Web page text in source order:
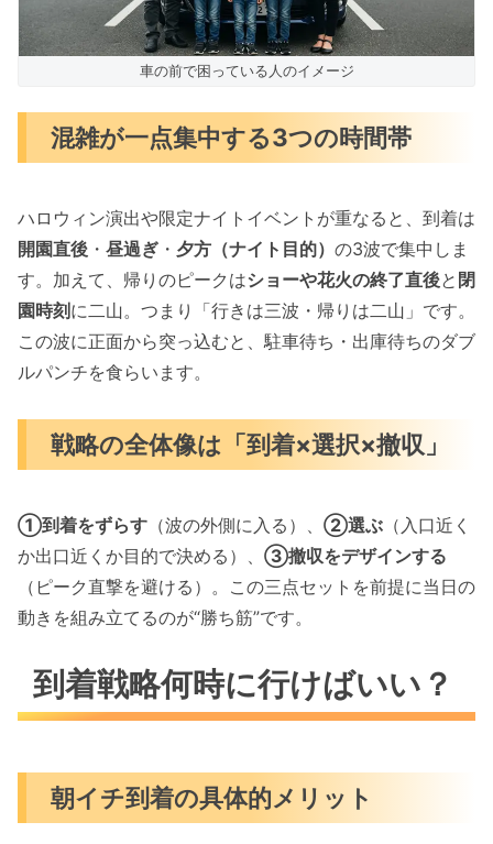
車の前で困っている人のイメージ
混雑が一点集中する3つの時間帯
ハロウィン演出や限定ナイトイベントが重なると、到着は
開園直後 ・ 昼過ぎ ・ 夕方（ナイト目的） の3波で集中しま
す。加えて、帰りのピークはショーや花火の終了直後と 閉
園時刻 に二山。つまり「行きは三波・帰りは二山」です。
この波に正面から突っ込むと、駐車待ち・出庫待ちのダブ
ルパンチを食らいます。
戦略の全体像は「到着×選択×撤収」
①到着をずらす （波の外側に入る）、 ②選ぶ （入口近く
か出口近くか目的で決める）、 ③撤収をデザインする
（ピーク直撃を避ける）。この三点セットを前提に当日の
動きを組み立てるのが“勝ち筋”です。
到着戦略何時に行けばいい？
朝イチ到着の具体的メリット